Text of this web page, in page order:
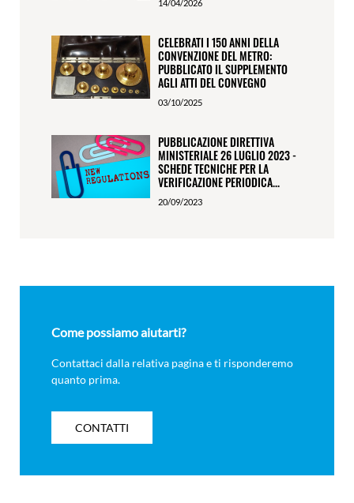
14/04/2026
CELEBRATI I 150 ANNI DELLA
CONVENZIONE DEL METRO:
PUBBLICATO IL SUPPLEMENTO
AGLI ATTI DEL CONVEGNO
03/10/2025
PUBBLICAZIONE DIRETTIVA
MINISTERIALE 26 LUGLIO 2023 -
SCHEDE TECNICHE PER LA
VERIFICAZIONE PERIODICA...
20/09/2023
Come possiamo aiutarti?
Contattaci dalla relativa pagina e ti risponderemo
quanto prima.
CONTATTI